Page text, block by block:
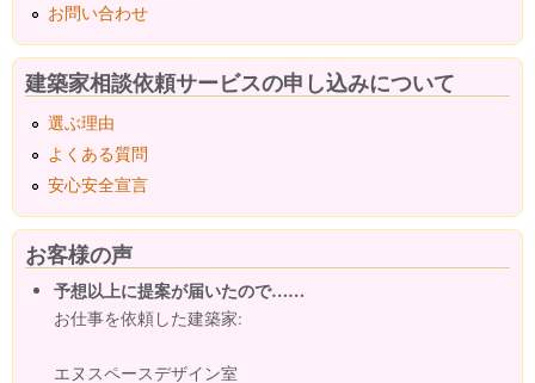
お問い合わせ
建築家相談依頼サービスの申し込みについて
選ぶ理由
よくある質問
安心安全宣言
お客様の声
予想以上に提案が届いたので……
お仕事を依頼した建築家:
エヌスペースデザイン室